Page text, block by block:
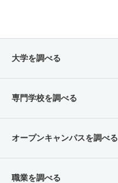
大学を調べる
専門学校を調べる
オープンキャンパスを調べる
職業を調べる